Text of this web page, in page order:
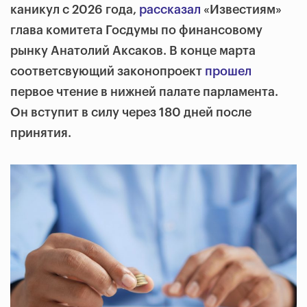
каникул с 2026 года, рассказал «Известиям»
глава комитета Госдумы по финансовому
рынку Анатолий Аксаков. В конце марта
соответсвующий законопроект прошел
первое чтение в нижней палате парламента.
Он вступит в силу через 180 дней после
принятия.